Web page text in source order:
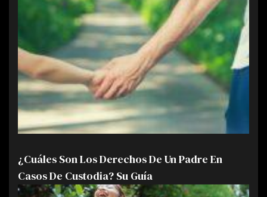
¿Cuáles Son Los Derechos De Un Padre En
Casos De Custodia? Su Guía